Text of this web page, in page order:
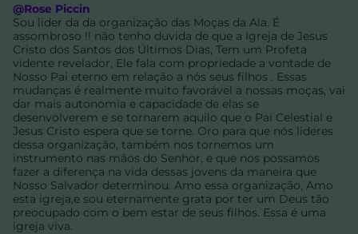
@Rose Piccin
Sou lider da da organização das Moças da Ala. É
assombroso !! não tenho duvida de que a Igreja de Jesus
Cristo dos Santos dos Últimos Dias, Tem um Profeta
vidente revelador, Ele fala com propriedade a vontade de
Nosso Pai eterno em relação a nós seus filhos . Essas
mudanças é realmente muito favorável a nossas moças, vai
dar mais autonomia e capacidade de elas se
desenvolverem e se tornarem aquilo que o Pai Celestial e
Jesus Cristo espera que se torne. Oro para que nós lideres
dessa organização, também nos tornemos um
instrumento nas mãos do Senhor, e que nos possamos
fazer a diferença na vida dessas jovens da maneira que
Nosso Salvador determinou. Amo essa organização, Amo
esta igreja,e sou eternamente grata por ter um Deus tão
preocupado com o bem estar de seus filhos. Essa é uma
igreja viva.